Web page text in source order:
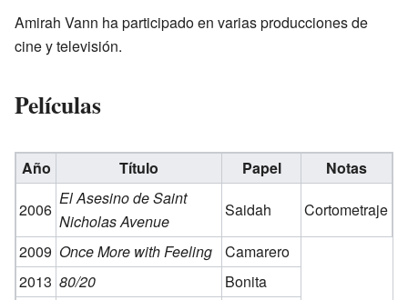
Amirah Vann ha participado en varias producciones de
cine y televisión.
Películas
Año Título Papel
Notas
2006
El Asesino de Saint
Nicholas Avenue
Saidah
Cortometraje
2009 Once More with Feeling
Camarero
2013 80/20
Bonita